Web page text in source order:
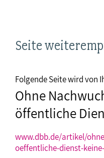
Seite
Folgende Seite wird von
Ohne
öffentliche
www.dbb.de/artikel/
oeffentliche-dienst-